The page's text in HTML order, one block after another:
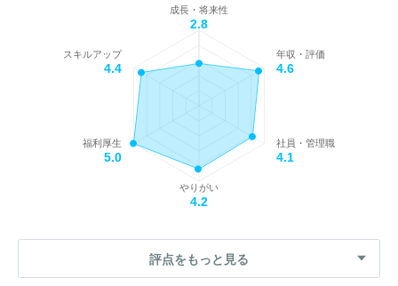
成長・将来性
2.8
年収・評価
4.6
社員・管理職
4.1
やりがい
4.2
福利厚生
5.0
スキルアップ
4.4
評点をもっと見る